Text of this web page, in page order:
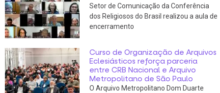
Setor de Comunicação da Conferência
dos Religiosos do Brasil realizou a aula de
encerramento
Curso de Organização de Arquivos
Eclesiásticos reforça parceria
entre CRB Nacional e Arquivo
Metropolitano de São Paulo
O Arquivo Metropolitano Dom Duarte